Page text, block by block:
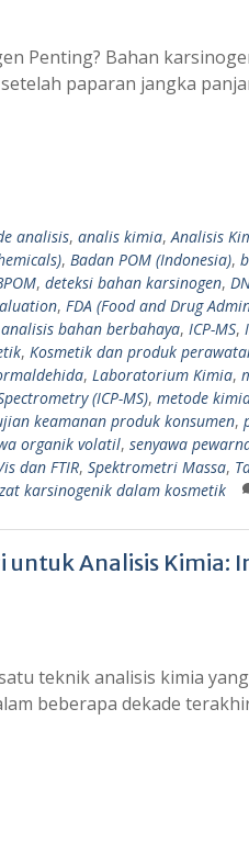
Penting? Bahan
paparan jangka
analisis, analis kimia, Analisis
, Badan POM (Indonesia),
, deteksi bahan karsinogen,
, FDA (Food and Drug
bahan berbahaya, ICP-MS,
, Kosmetik dan produk
, Laboratorium Kimia,
(ICP-MS), metode
keamanan produk konsumen,
organik volatil, senyawa
dan FTIR, Spektrometri Massa,
zat karsinogenik dalam kosmetik
Analisis Kimia:
teknik analisis kimia
beberapa dekade